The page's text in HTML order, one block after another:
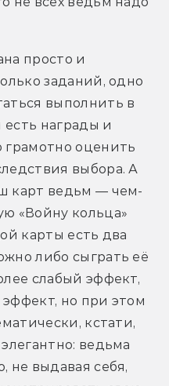
просто и
заданий, одно
выполнить в
есть награды и
оценить
выбора. А
карт ведьм — чем-
«Войну кольца»
карты есть два
либо сыграть её
слабый эффект,
но при этом
кстати,
ведьма
не выдавая себя,